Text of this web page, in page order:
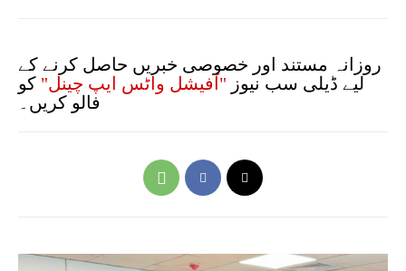
روزانہ مستند اور خصوصی خبریں حاصل کرنے کے
لیے ڈیلی سب نیوز "آفیشل واٹس ایپ چینل" کو
فالو کریں۔